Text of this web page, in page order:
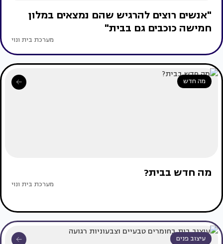
"אנשים רוצים להרגיש שהם נמצאים במלון
חמישה כוכבים גם בבית"
מערכת בית ונוי
מה חדש
מה חדש בבית?
מערכת בית ונוי
עיצוב פנים